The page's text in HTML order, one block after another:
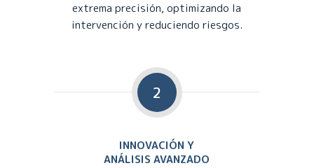
extrema precisión, optimizando la
intervención y reduciendo riesgos.
2
INNOVACIÓN Y
ANÁLISIS AVANZADO